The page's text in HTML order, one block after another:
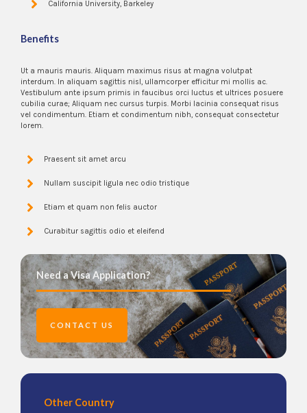
California University, Barkeley
Benefits
Ut a mauris mauris. Aliquam maximus risus at magna volutpat
interdum. In aliquam sagittis nisl, ullamcorper efficitur mi mollis ac.
Vestibulum ante ipsum primis in faucibus orci luctus et ultrices posuere
cubilia curae; Aliquam nec cursus turpis. Morbi lacinia consequat risus
vel condimentum. Etiam et condimentum nibh, consequat consectetur
lorem.
Praesent sit amet arcu
Nullam suscipit ligula nec odio tristique
Etiam et quam non felis auctor
Curabitur sagittis odio et eleifend
Need a Visa Application?
CONTACT US
Other Country